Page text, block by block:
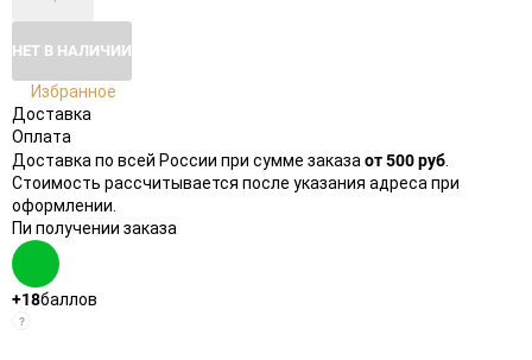
НЕТ В НАЛИЧИИ
Избранное
Доставка
Оплата
Доставка по всей России при сумме заказа от 500 руб
Стоимость рассчитывается после указания адреса при
оформлении.
Пи получении заказа
+18баллов
?